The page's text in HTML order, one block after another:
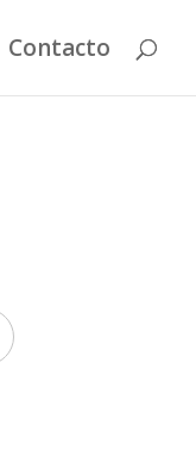
Contacto